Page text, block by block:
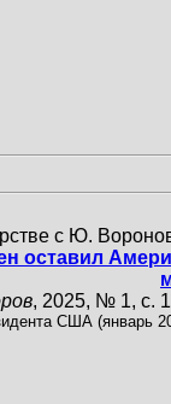
с Ю.
оставил
, 2025, № 1, с.
США (январь